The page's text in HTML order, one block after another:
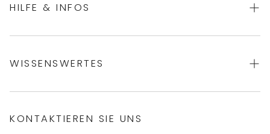
HILFE & INFOS
Datenschutz
Impressum
Vertrag widerrufen
WISSENSWERTES
Blog
KONTAKTIEREN SIE UNS